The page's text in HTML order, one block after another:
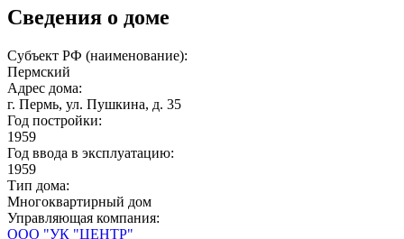
Сведения о доме
Субъект РФ (наименование):
Пермский
Адрес дома:
г. Пермь, ул. Пушкина, д. 35
Год постройки:
1959
Год ввода в эксплуатацию:
1959
Тип дома:
Многоквартирный дом
Управляющая компания:
ООО "УК "ЦЕНТР"